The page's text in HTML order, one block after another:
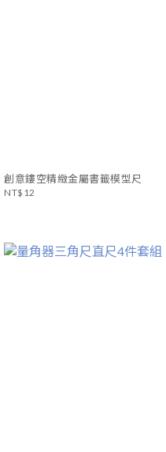
創意鏤空精緻金屬書籤模型尺
NT$12